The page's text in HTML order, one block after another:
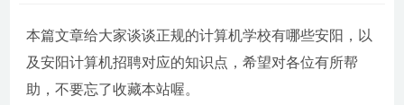
本篇文章给大家谈谈正规的计算机学校有哪些安阳，以
及安阳计算机招聘对应的知识点，希望对各位有所帮
助，不要忘了收藏本站喔。